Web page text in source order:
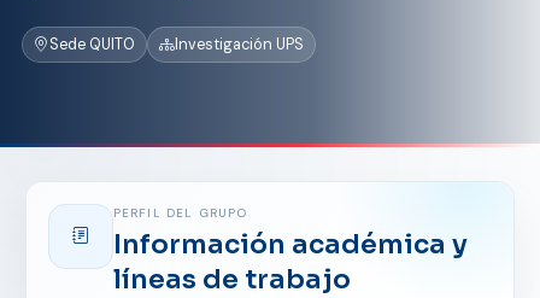
Sede QUITO Investigación UPS
PERFIL DEL GRUPO
Información académica y
líneas de trabajo